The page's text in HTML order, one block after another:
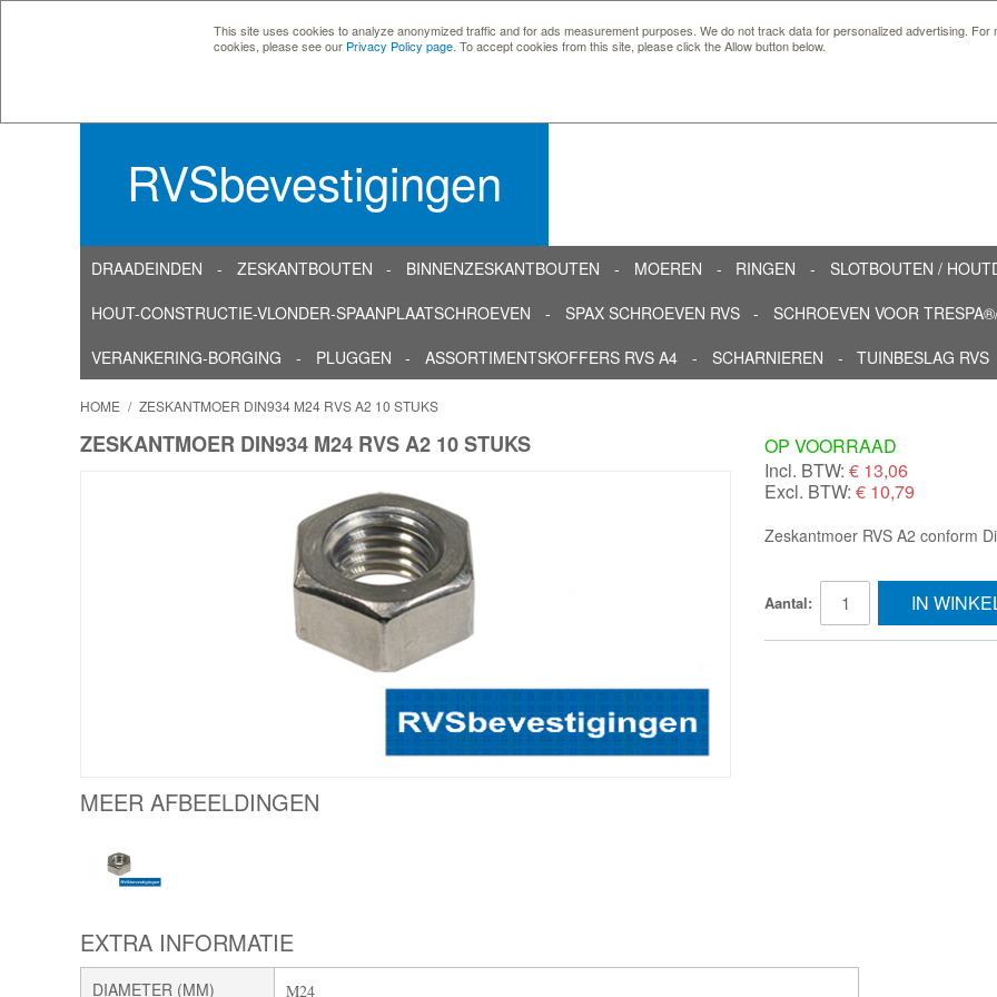
This site uses cookies to analyze anonymized traffic and for ads measurement purposes. We do not track data for personalized advertising. For
cookies, please see our Privacy Policy page . To accept cookies from this site, please click the Allow button below.
RVSbevestigingen
DRAADEINDEN ZESKANTBOUTEN BINNENZESKANTBOUTEN MOEREN RINGEN
SLOTBOUTEN /
HOUT-CONSTRUCTIE-VLONDER-SPAANPLAATSCHROEVEN
SPAX SCHROEVEN RVS
SCHROEVEN VOOR
VERANKERING-BORGING
PLUGGEN ASSORTIMENTSKOFFERS RVS A4 SCHARNIEREN TUINBESLAG RVS
HOME / ZESKANTMOER DIN934 M24 RVS A2 10 STUKS
ZESKANTMOER DIN934 M24 RVS A2 10 STUKS
MEER AFBEELDINGEN
OP VOORRAAD
Incl. BTW: € 13,06
Excl. BTW: € 10,79
Zeskantmoer RVS A2 conform
Aantal: IN
EXTRA INFORMATIE
DIAMETER (MM) M24